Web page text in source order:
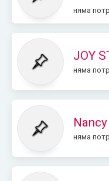
няма
JOY
няма
няма